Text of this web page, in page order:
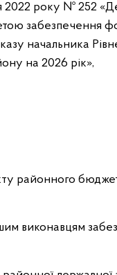
2022 року № 252
забезпечення
начальника
на 2026 рік»,
районного
виконавцям